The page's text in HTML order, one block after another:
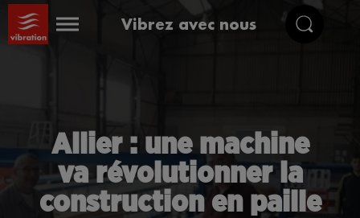
Vibrez avec nous
Allier : une machine
va révolutionner la
construction en paille